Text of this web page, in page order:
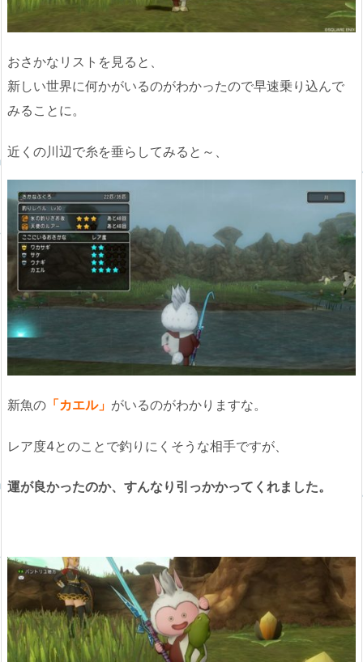
おさかなリストを見ると、
新しい世界に何かがいるのがわかったので早速乗り込んで
みることに。
近くの川辺で糸を垂らしてみると～、
新魚の 「カエル」 がいるのがわかりますな。
レア度4とのことで釣りにくそうな相手ですが、
運が良かったのか、すんなり引っかかってくれました。